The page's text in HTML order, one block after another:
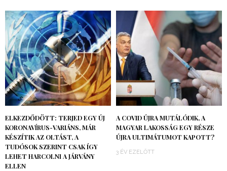
ELKEZDŐDÖTT: TERJED EGY ÚJ
KORONAVÍRUS-VARIÁNS, MÁR
KÉSZÍTIK AZ OLTÁST, A
TUDÓSOK SZERINT CSAK ÍGY
LEHET HARCOLNI A JÁRVÁNY
ELLEN
A COVID ÚJRA MUTÁLÓDIK, A
MAGYAR LAKOSSÁG EGY RÉSZE
ÚJRA ULTIMÁTUMOT KAPOTT?
3 ÉV EZELŐTT